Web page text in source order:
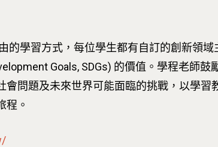
的學習方式，每位學生都有自訂的創新領
Goals, SDGs) 的價值。學程老師鼓
問題及未來世界可能面臨的挑戰，以學習
程。